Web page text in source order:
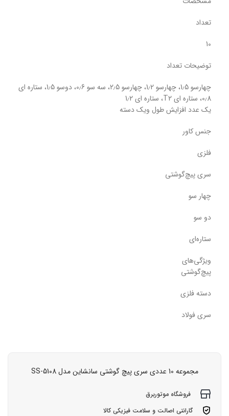
تعداد
10
توضیحات تعداد
چهارسو 1٫5، چهارسو 1٫2، چهارسو 2٫5، سه سو 0٫6، دوسو 1٫5، ستاره ای
0٫8، ستاره ای T2، ستاره ای 1٫2
یک عدد افزایش طول ویک دسته
جنس کاور
فلزی
سری پیچ‌گوشتی
چهار سو
دو سو
ستاره‌ای
ویژگی‌های
پیچ‌گوشتی
دسته فلزی
سری فولاد
مجموعه 10 عددی سری پیچ گوشتی سانشاین مدل SS-5108
فروشگاه موتوربرق
گارانتی اصالت و سلامت فیزیکی کالا